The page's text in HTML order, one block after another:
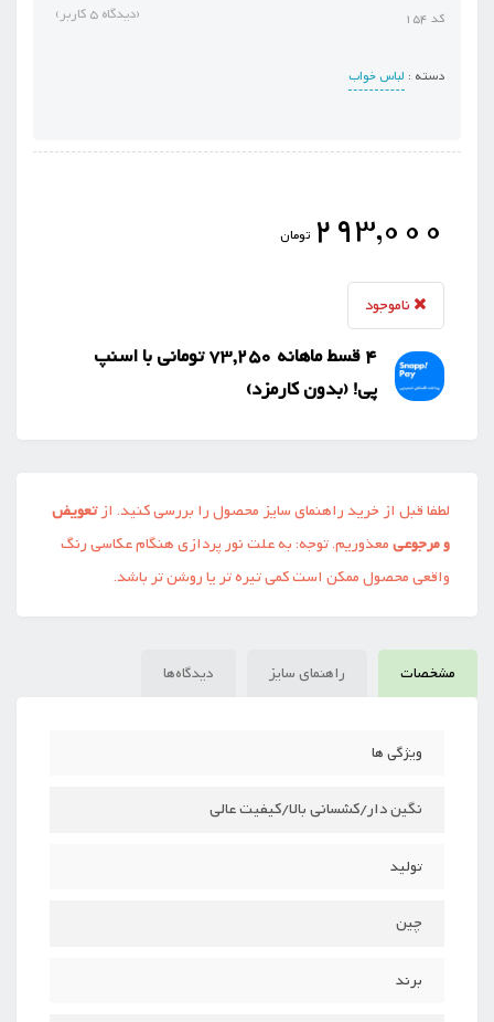
کد 154
دسته : لباس خواب
(دیدگاه 5 کاربر)
293,000 تومان
ناموجود
4 قسط ماهانه 73,250 تومانی با اسنپ
‌پی! (بدون کارمزد)
لطفا قبل از خرید راهنمای سایز محصول را بررسی کنید. از تعویض
و مرجوعیمعذوریم. توجه: به علت نور پردازی هنگام عکاسی رنگ
واقعی محصول ممکن است کمی تیره تر یا روشن تر باشد.
مشخصات راهنمای سایز دیدگاه‌ها
ویژگی ها
نگین دار/کشسانی بالا/کیفیت عالی
تولید
چین
برند